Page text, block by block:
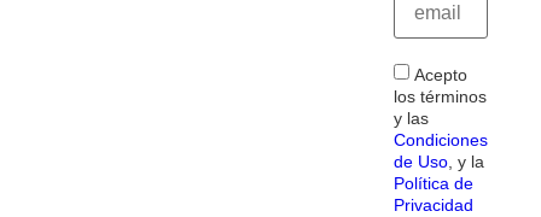
Acepto
los términos
y las
Condiciones
de Uso, y la
Política de
Privacidad